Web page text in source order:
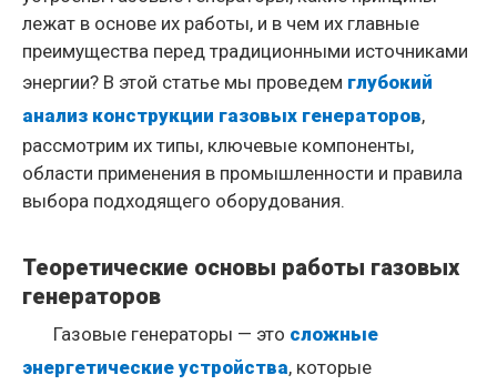
лежат в основе их работы, и в чем их главные
преимущества перед традиционными источниками
энергии? В этой статье мы проведем глубокий
анализ конструкции газовых генераторов,
рассмотрим их типы, ключевые компоненты,
области применения в промышленности и правила
выбора подходящего оборудования.
Теоретические основы работы газовых
генераторов
Газовые генераторы — это сложные
энергетические устройства, которые